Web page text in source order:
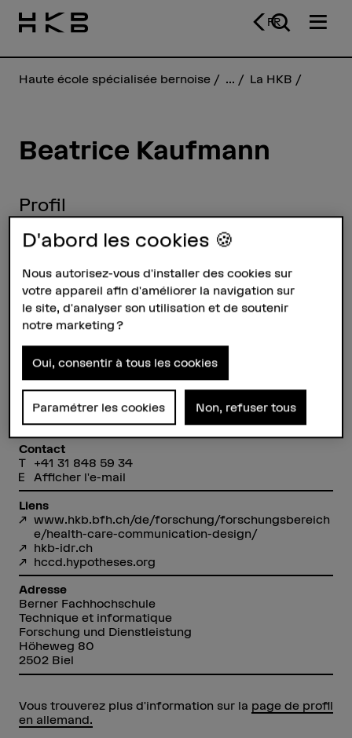
FR
Haute école spécialisée bernoise ... La HKB
Beatrice Kaufmann
Profil
Wissenschaftliche Mitarbeiterin
Contact
+41 31 848 59 34
Afficher l'e-mail
Liens
www.hkb.bfh.ch/de/forschung/forschungsbereich
e/health-care-communication-design/
hkb-idr.ch
hccd.hypotheses.org
Adresse
Berner Fachhochschule
Technique et informatique
Forschung und Dienstleistung
Höheweg 80
2502 Biel
Vous trouverez plus d'information sur la page de profil
en allemand.
D'abord les cookies 🍪
Nous autorisez-vous d'installer des cookies sur
votre appareil afin d'améliorer la navigation sur
le site, d'analyser son utilisation et de soutenir
notre marketing ?
Oui, consentir à tous les cookies
Paramétrer les cookies Non, refuser tous